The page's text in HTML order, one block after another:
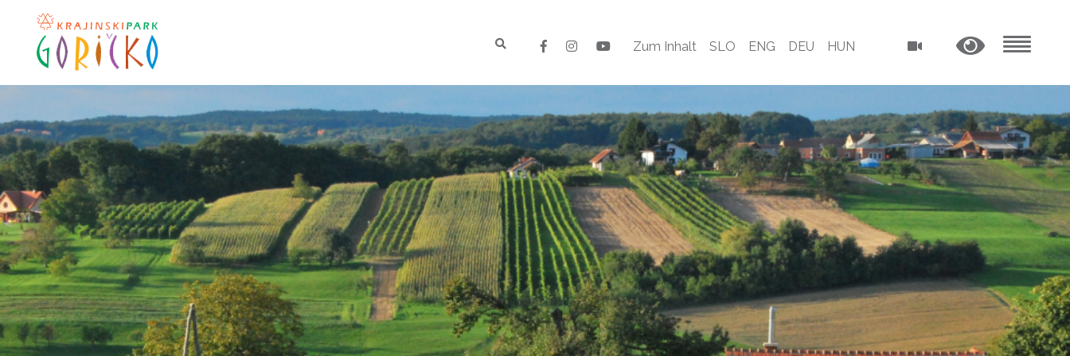
Zum Inhalt SLO ENG DEU HUN